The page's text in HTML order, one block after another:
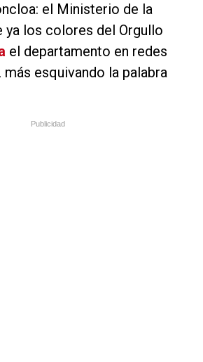
el Ministerio de la
ya los colores del Orgullo
el departamento en redes
esquivando la palabra
Publicidad